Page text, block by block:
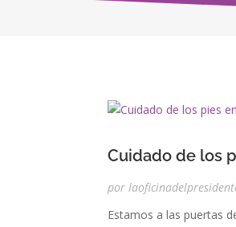
Cuidado de los
por
Estamos a las puertas